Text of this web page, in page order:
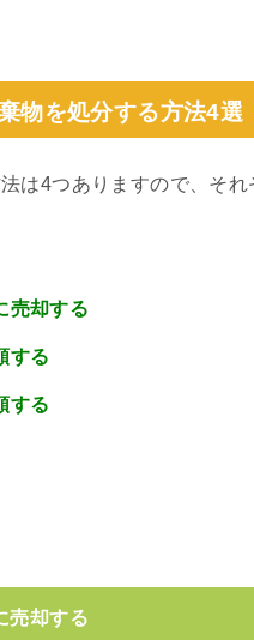
物を処分する方法4選
は4つありますので、そ
売却する
する
する
売却する